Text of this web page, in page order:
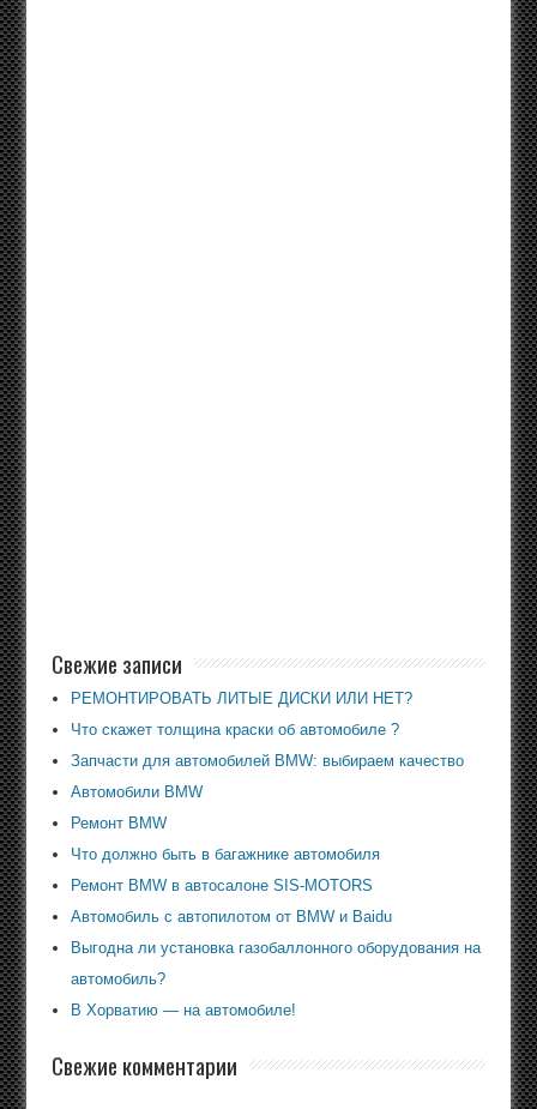
Свежие записи
РЕМОНТИРОВАТЬ ЛИТЫЕ ДИСКИ ИЛИ НЕТ?
Что скажет толщина краски об автомобиле ?
Запчасти для автомобилей BMW: выбираем качество
Автомобили BMW
Ремонт BMW
Что должно быть в багажнике автомобиля
Ремонт BMW в автосалоне SIS-MOTORS
Автомобиль с автопилотом от BMW и Baidu
Выгодна ли установка газобаллонного оборудования на
автомобиль?
В Хорватию — на автомобиле!
Свежие комментарии